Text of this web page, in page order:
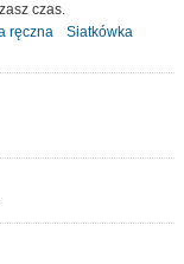
czas.
ręczna
Siatkówka